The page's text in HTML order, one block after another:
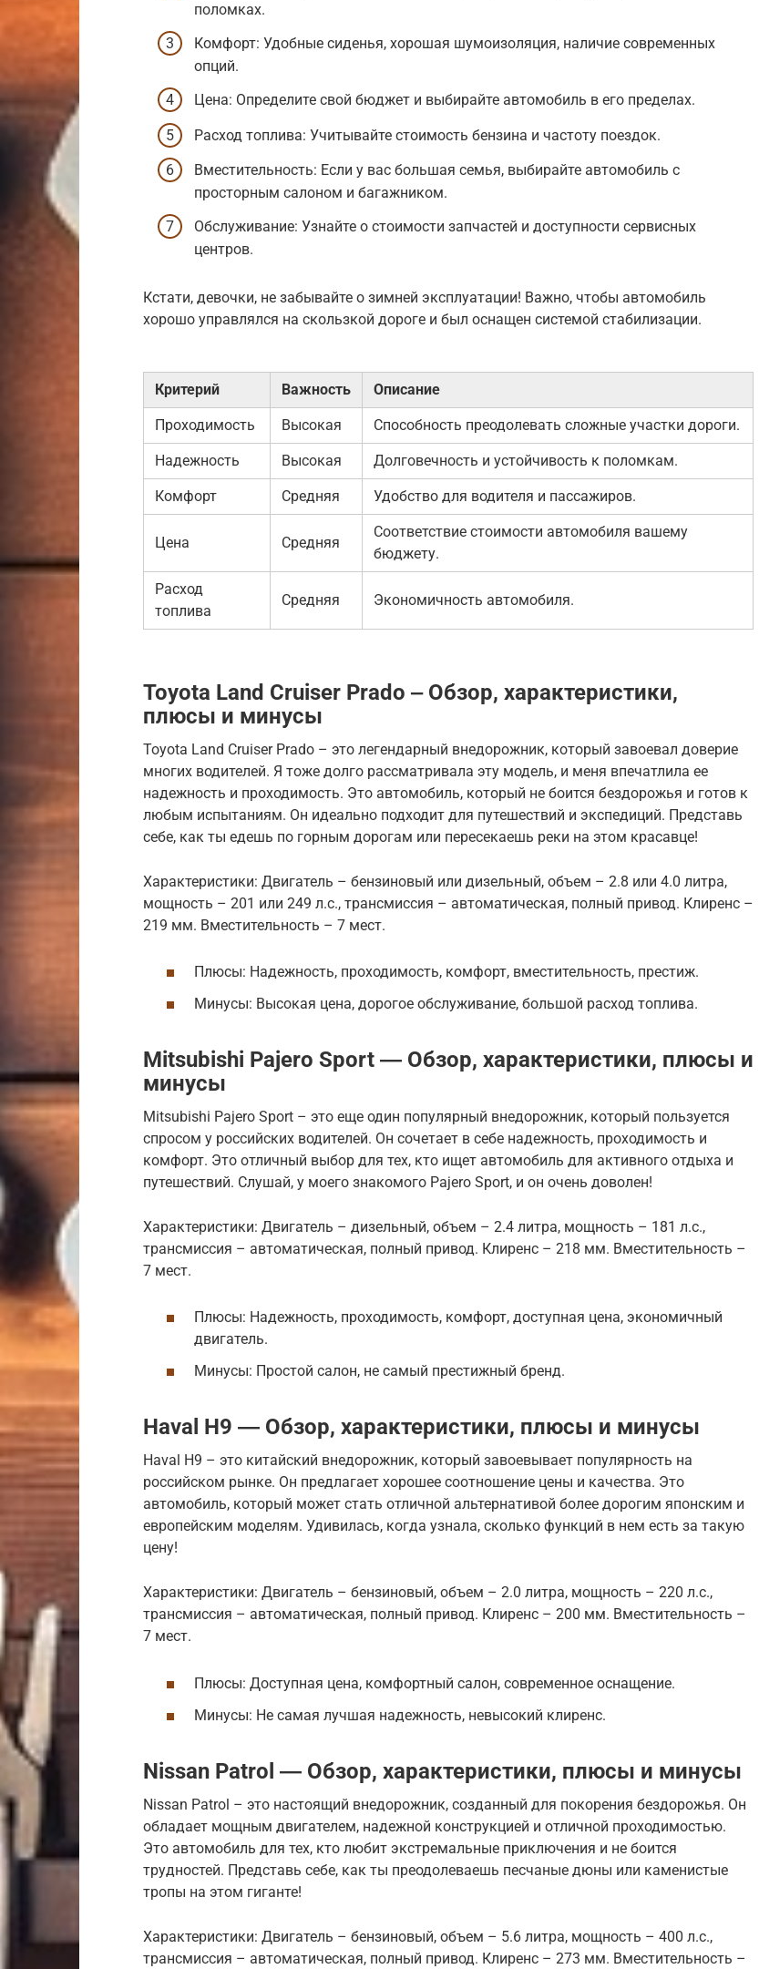
поломках.
Комфорт: Удобные сиденья, хорошая шумоизоляция, наличие современных
опций.
Цена: Определите свой бюджет и выбирайте автомобиль в его пределах.
Расход топлива: Учитывайте стоимость бензина и частоту поездок.
Вместительность: Если у вас большая семья, выбирайте автомобиль с
просторным салоном и багажником.
Обслуживание: Узнайте о стоимости запчастей и доступности сервисных
центров.
Кстати, девочки, не забывайте о зимней эксплуатации! Важно, чтобы автомобиль
хорошо управлялся на скользкой дороге и был оснащен системой стабилизации.
Критерий Важность Описание
Проходимость Высокая Способность преодолевать сложные участки дороги.
Надежность Высокая Долговечность и устойчивость к поломкам.
Комфорт Средняя Удобство для водителя и пассажиров.
Цена Средняя
Соответствие стоимости автомобиля вашему
бюджету.
Расход
топлива
Средняя Экономичность автомобиля.
Toyota Land Cruiser Prado ‒ Обзор, характеристики,
плюсы и минусы
Toyota Land Cruiser Prado – это легендарный внедорожник, который завоевал доверие
многих водителей. Я тоже долго рассматривала эту модель, и меня впечатлила ее
надежность и проходимость. Это автомобиль, который не боится бездорожья и готов к
любым испытаниям. Он идеально подходит для путешествий и экспедиций. Представь
себе, как ты едешь по горным дорогам или пересекаешь реки на этом красавце!
Характеристики: Двигатель – бензиновый или дизельный, объем – 2.8 или 4.0 литра,
мощность – 201 или 249 л.с., трансмиссия – автоматическая, полный привод. Клиренс –
219 мм. Вместительность – 7 мест.
Плюсы: Надежность, проходимость, комфорт, вместительность, престиж.
Минусы: Высокая цена, дорогое обслуживание, большой расход топлива.
Mitsubishi Pajero Sport ― Обзор, характеристики, плюсы и
минусы
Mitsubishi Pajero Sport – это еще один популярный внедорожник, который пользуется
спросом у российских водителей. Он сочетает в себе надежность, проходимость и
комфорт. Это отличный выбор для тех, кто ищет автомобиль для активного отдыха и
путешествий. Слушай, у моего знакомого Pajero Sport, и он очень доволен!
Характеристики: Двигатель – дизельный, объем – 2.4 литра, мощность – 181 л.с.,
трансмиссия – автоматическая, полный привод. Клиренс – 218 мм. Вместительность –
7 мест.
Плюсы: Надежность, проходимость, комфорт, доступная цена, экономичный
двигатель.
Минусы: Простой салон, не самый престижный бренд.
Haval H9 ― Обзор, характеристики, плюсы и минусы
Haval H9 – это китайский внедорожник, который завоевывает популярность на
российском рынке. Он предлагает хорошее соотношение цены и качества. Это
автомобиль, который может стать отличной альтернативой более дорогим японским и
европейским моделям. Удивилась, когда узнала, сколько функций в нем есть за такую
цену!
Характеристики: Двигатель – бензиновый, объем – 2.0 литра, мощность – 220 л.с.,
трансмиссия – автоматическая, полный привод. Клиренс – 200 мм. Вместительность –
7 мест.
Плюсы: Доступная цена, комфортный салон, современное оснащение.
Минусы: Не самая лучшая надежность, невысокий клиренс.
Nissan Patrol ― Обзор, характеристики, плюсы и минусы
Nissan Patrol – это настоящий внедорожник, созданный для покорения бездорожья. Он
обладает мощным двигателем, надежной конструкцией и отличной проходимостью.
Это автомобиль для тех, кто любит экстремальные приключения и не боится
трудностей. Представь себе, как ты преодолеваешь песчаные дюны или каменистые
тропы на этом гиганте!
Характеристики: Двигатель – бензиновый, объем – 5.6 литра, мощность – 400 л.с.,
трансмиссия – автоматическая, полный привод. Клиренс – 273 мм. Вместительность –